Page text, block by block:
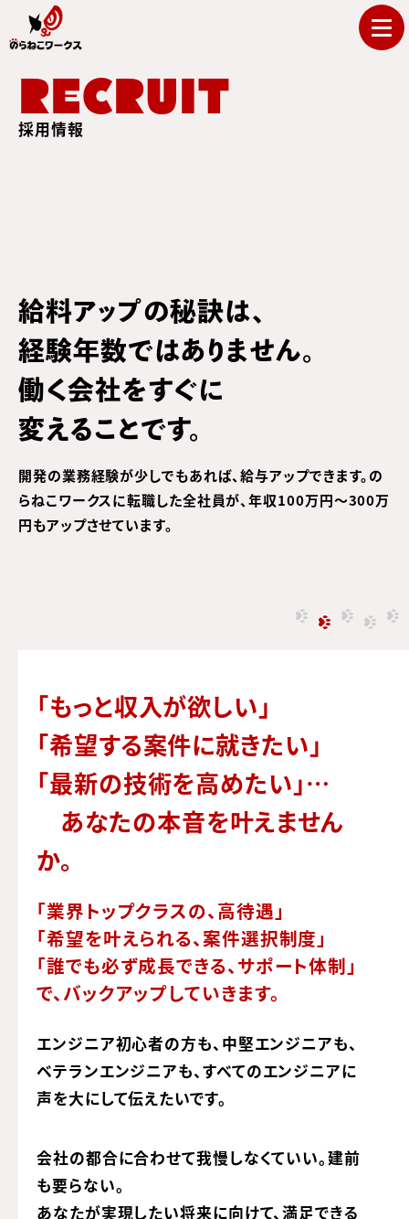
RECRUIT
採用情報
給料アップの秘訣は、
経験年数ではありません。
働く会社をすぐに
変えることです。
開発の業務経験が少しでもあれば、給与アップできます。の
らねこワークスに転職した全社員が、年収100万円〜300万
円もアップさせています。
「もっと収入が欲しい」
「希望する案件に就きたい」
「最新の技術を高めたい」…
あなたの本音を叶えません
か。
「業界トップクラスの、高待遇」
「希望を叶えられる、案件選択制度」
「誰でも必ず成長できる、サポート体制」
で、バックアップしていきます。
エンジニア初心者の方も、中堅エンジニアも、
ベテランエンジニアも、すべてのエンジニアに
声を大にして伝えたいです。
会社の都合に合わせて我慢しなくていい。建前
も要らない。
あなたが実現したい将来に向けて、満足できる